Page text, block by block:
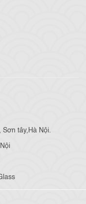
tây,Hà Nội.